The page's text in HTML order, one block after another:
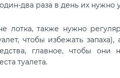
два раза в день их нужно
лотка, также нужно
чтобы избежать
главное, чтобы они
туалета.